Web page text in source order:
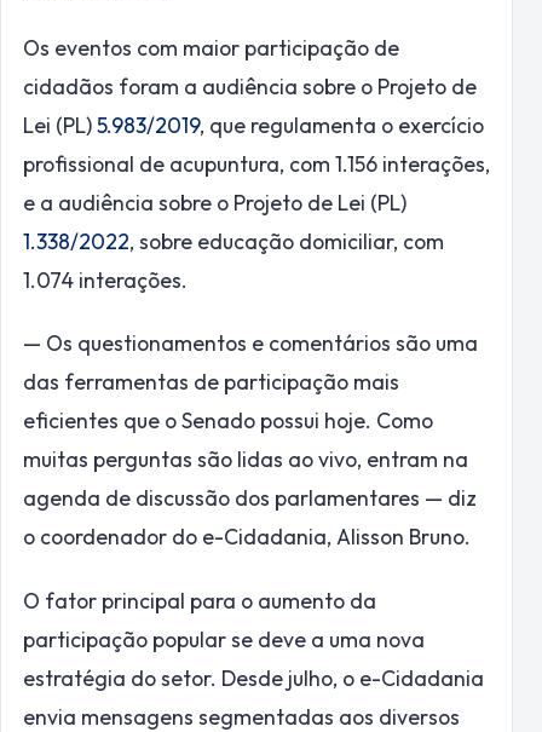
Os eventos com maior participação de
cidadãos foram a audiência sobre o Projeto de
Lei (PL)5.983/2019, que regulamenta o exercício
profissional de acupuntura, com 1.156 interações,
e a audiência sobre o Projeto de Lei (PL)
1.338/2022, sobre educação domiciliar, com
1.074 interações.
— Os questionamentos e comentários são uma
das ferramentas de participação mais
eficientes que o Senado possui hoje. Como
muitas perguntas são lidas ao vivo, entram na
agenda de discussão dos parlamentares — diz
o coordenador do e-Cidadania, Alisson Bruno.
O fator principal para o aumento da
participação popular se deve a uma nova
estratégia do setor. Desde julho, o e-Cidadania
envia mensagens segmentadas aos diversos